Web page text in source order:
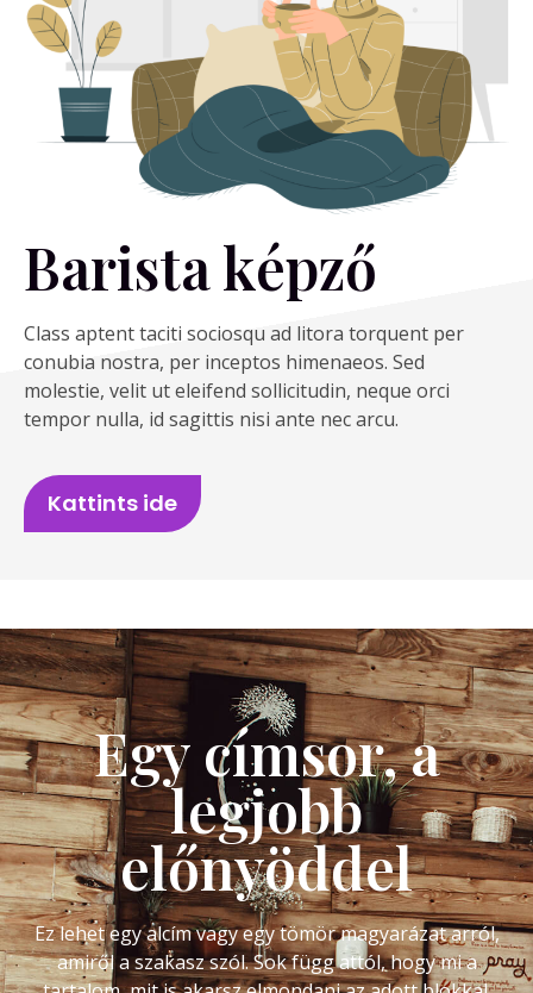
Barista képző
Class aptent taciti sociosqu ad litora torquent per
conubia nostra, per inceptos himenaeos. Sed
molestie, velit ut eleifend sollicitudin, neque orci
tempor nulla, id sagittis nisi ante nec arcu.
Kattints ide
Egy címsor, a
legjobb
előnyöddel
Ez lehet egy alcím vagy egy tömör magyarázat arról,
amiről a szakasz szól. Sok függ attól, hogy mi a